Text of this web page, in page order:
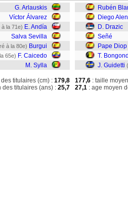
G. Arlauskis
Víctor Álvarez
la 71e) E. Andía
Salva Sevilla
à la 80e) Burgui
65e) F. Caicedo
M. Sylla
titulaires (cm) : 179,8
des titulaires (ans) : 25,7
Rubén
Diego
D. Drazic
Señé
Pape Diop
T.
J. Guidetti
177,6 : taille
27,1 : age moyen